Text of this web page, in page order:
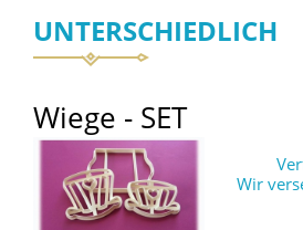
UNTERSCHIEDLICH
Wiege - SET
Wir